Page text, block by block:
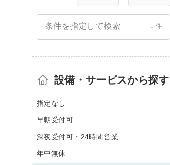
条件を指定して検索 - 件
設備・サービスから探す
指定なし
早朝受付可
深夜受付可・24時間営業
年中無休